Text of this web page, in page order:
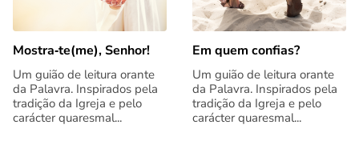
Mostra‑te(me), Senhor!
Um guião de leitura orante
da Palavra. Inspirados pela
tradição da Igreja e pelo
carácter quaresmal...
Em quem confias?
Um guião de leitura orante
da Palavra. Inspirados pela
tradição da Igreja e pelo
carácter quaresmal...